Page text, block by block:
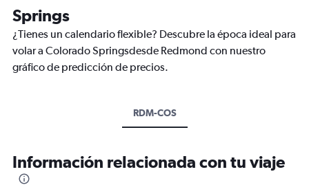
Springs
¿Tienes un calendario flexible? Descubre la época ideal para
volar a Colorado Springsdesde Redmond con nuestro
gráfico de predicción de precios.
RDM-COS
Información relacionada con tu viaje